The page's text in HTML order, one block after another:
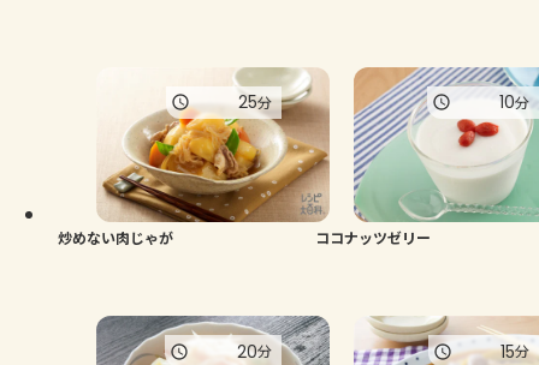
炒めない肉じゃが
25分
ココナッツゼリー
10分
20分 15分